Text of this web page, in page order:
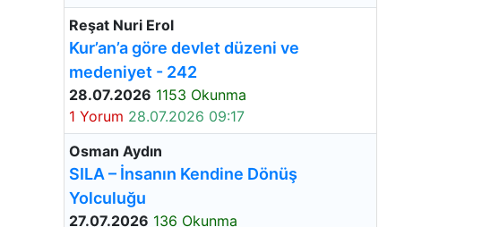
Reşat Nuri Erol
Kur’an’a göre devlet düzeni ve
medeniyet - 242
28.07.2026 1153 Okunma
1 Yorum 28.07.2026 09:17
Osman Aydın
SILA – İnsanın Kendine Dönüş
Yolculuğu
27.07.2026 136 Okunma